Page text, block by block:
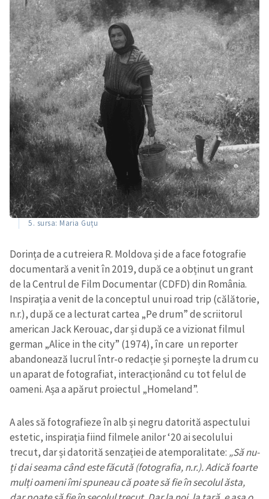
5. sursa: Maria Guțu
Dorința de a cutreiera R. Moldova și de a face fotografie
documentară a venit în 2019, după ce a obținut un grant
de la Centrul de Film Documentar (CDFD) din România.
Inspirația a venit de la conceptul unui road trip (călătorie,
n.r.), după ce a lecturat cartea „Pe drum” de scriitorul
american Jack Kerouac, dar și după ce a vizionat filmul
german „Alice in the city” (1974), în care un reporter
abandonează lucrul într-o redacție și pornește la drum cu
un aparat de fotografiat, interacționând cu tot felul de
oameni. Așa a apărut proiectul „Homeland”.
A ales să fotografieze în alb și negru datorită aspectului
estetic, inspirația fiind filmele anilor ‘20 ai secolului
trecut, dar și datorită senzației de atemporalitate: „Să nu-
ți dai seama când este făcută (fotografia, n.r.). Adică foarte
mulți oameni îmi spuneau că poate să fie în secolul ăsta,